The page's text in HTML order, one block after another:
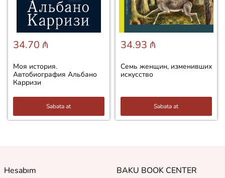
34.70 ₼
Моя история.
Автобиография Альбано
Карризи
Səbətə at
34.93 ₼
Семь женщин, изменивших
искусство
Səbətə at
Hesabım
BAKU BOOK CENTER